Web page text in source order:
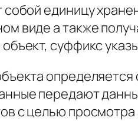
собой единицу
виде а также
суффикс
передают
с целью просмотра